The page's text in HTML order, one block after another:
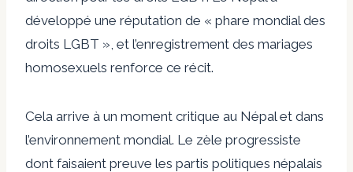
développé une réputation de « phare mondial des
droits LGBT », et l’enregistrement des mariages
homosexuels renforce ce récit.
Cela arrive à un moment critique au Népal et dans
l’environnement mondial. Le zèle progressiste
dont faisaient preuve les partis politiques népalais